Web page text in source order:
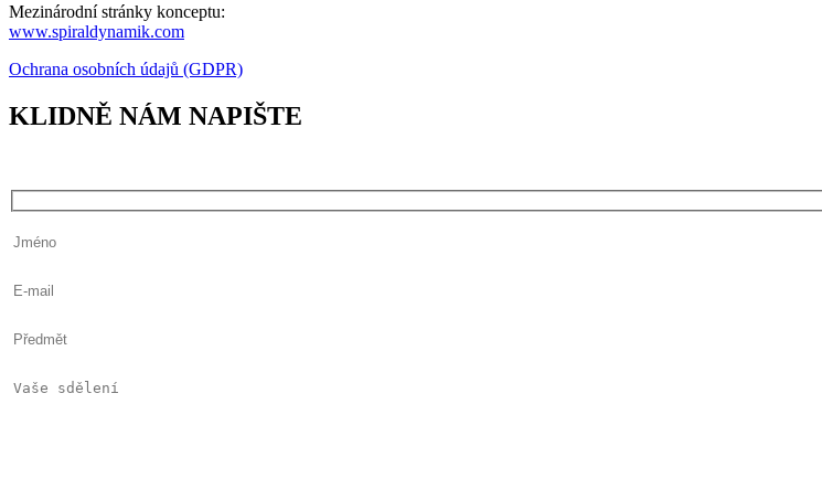
Mezinárodní stránky konceptu:
www.spiraldynamik.com
Ochrana osobních údajů (GDPR)
KLIDNĚ NÁM NAPIŠTE